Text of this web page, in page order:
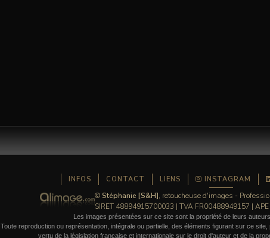
INFOS CONTACT LIENS INSTAGRAM
©Stéphanie [S&H], retoucheuse d'images -
SIRET 48894915700033 | TVA FR00488949157 |
Les images présentées sur ce site sont la propriété de leurs
Toute reproduction ou représentation, intégrale ou partielle, des éléments figurant sur ce
vertu de la législation française et internationale sur le droit d'auteur et de la